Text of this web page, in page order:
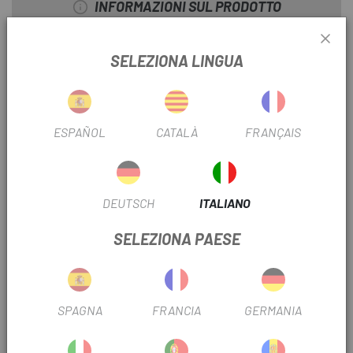
INFORMAZIONI SUL PRODOTTO
priva di BPA e insapore, riciclabile 100% , mentre sia il
flessibile sono lavabili in lavastoviglie.
DETTAGLI
Scritta logo Rapha
Plastica insapore
Coperchio impermeabile facile da usare
SELEZIONA LINGUA
ESPAÑOL CATALÀ FRANÇAIS
DEUTSCH ITALIANO
SELEZIONA PAESE
SPAGNA FRANCIA GERMANIA